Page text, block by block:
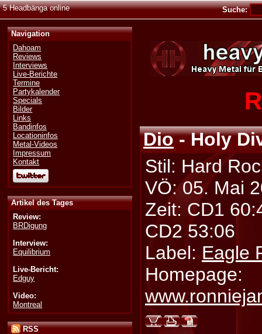
5 Headbänga online Suche:
Navigation
Dahoam
Reviews
Interviews
Live-Berichte
Termine
Partykalender
Specials
Bilder
Links
Bandinfos
Locationinfos
Metal-Videos
Impressum
Kontakt
Artikel des Tages
Review:
BRDigung
Interview:
Equilibrium
Live-Bericht:
Edguy
Video:
Montreal
RSS
Dio- Holy
Stil: Hard
VÖ: 05. Mai
Zeit: CD1
CD2 53:06
Label: Eagle
Homepage: